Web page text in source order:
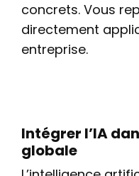
concrets. Vous
directement
entreprise.
Intégrer l’IA
globale